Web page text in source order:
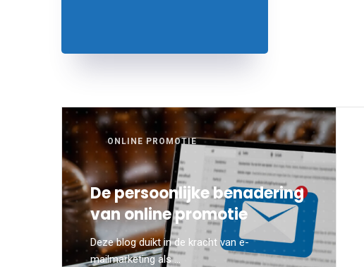
ONLINE PROMOTIE
De persoonlijke benadering
van online promotie
Deze blog duikt in de kracht van e-
mailmarketing als ...